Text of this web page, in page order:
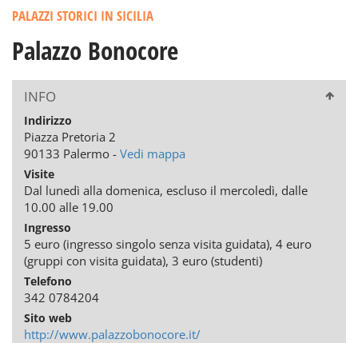
PALAZZI STORICI IN SICILIA
Palazzo Bonocore
INFO
Indirizzo
Piazza Pretoria 2
90133 Palermo - Vedi mappa
Visite
Dal lunedì alla domenica, escluso il mercoledì, dalle
10.00 alle 19.00
Ingresso
5 euro (ingresso singolo senza visita guidata), 4 euro
(gruppi con visita guidata), 3 euro (studenti)
Telefono
342 0784204
Sito web
http://www.palazzobonocore.it/